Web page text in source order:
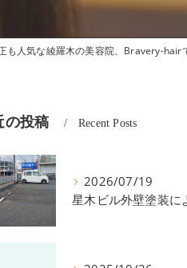
も人気な綾羅木の美容院、Bravery-hair
の投稿 Recent Posts
2026/07/19